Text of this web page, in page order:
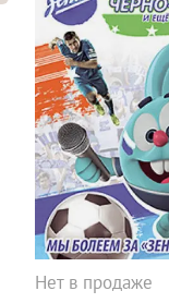
Нет в продаже